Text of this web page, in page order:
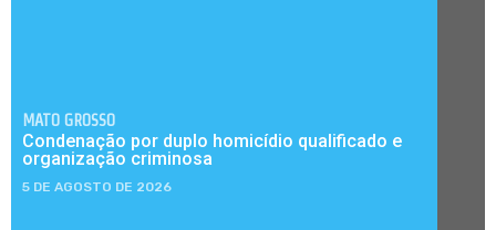
MATO GROSSO
Condenação por duplo homicídio qualificado e
organização criminosa
5 DE AGOSTO DE 2026